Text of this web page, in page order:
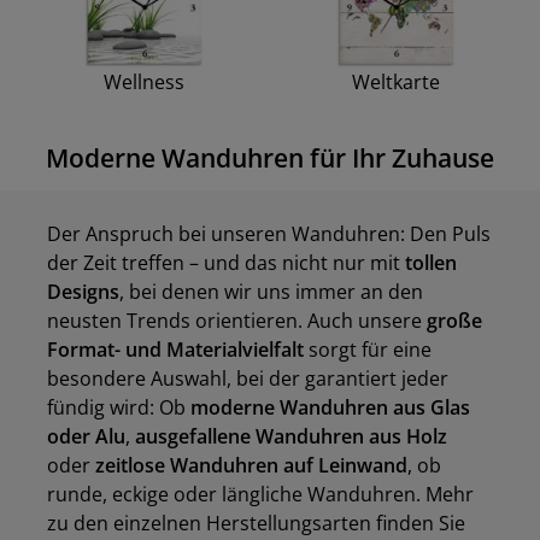
Wellness Weltkarte
Moderne Wanduhren für Ihr Zuhause
Der Anspruch bei unseren Wanduhren: Den Puls
der Zeit treffen – und das nicht nur mittollen
Designs, bei denen wir uns immer an den
neusten Trends orientieren. Auch unsere große
Format- und Materialvielfalt sorgt für eine
besondere Auswahl, bei der garantiert jeder
fündig wird: Ob moderne Wanduhren aus Glas
oder Alu, ausgefallene Wanduhren aus Holz
oderzeitlose Wanduhren auf Leinwand, ob
runde, eckige oder längliche Wanduhren. Mehr
zu den einzelnen Herstellungsarten finden Sie